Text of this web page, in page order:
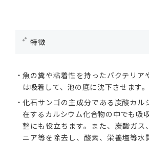
特徴
魚の糞や粘着性を持ったバクテリア
は吸着して、池の底に沈下させます。
化石サンゴの主成分である炭酸カル
在するカルシウム化合物の中でも吸
整にも役立ちます。また、炭酸ガス
ニア等を除去し、酸素、栄養塩等水